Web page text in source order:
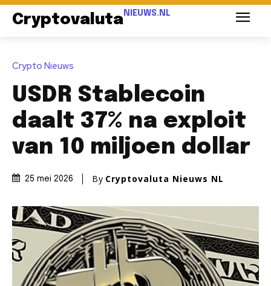
Cryptovaluta NIEUWS.NL
Crypto Nieuws
USDR Stablecoin
daalt 37% na exploit
van 10 miljoen dollar
25 mei 2026 By Cryptovaluta Nieuws NL